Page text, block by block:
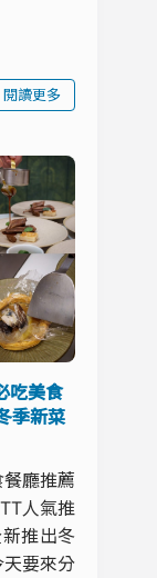
閱讀更多
吃美食
季新菜
廳推薦
人氣推
推出冬
要來分